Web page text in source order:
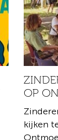
OP
kijken